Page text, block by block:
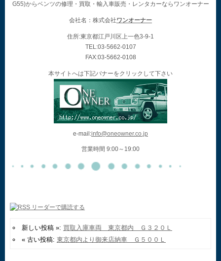
G55)からベンツの修理・買取・輸入車販売・レンタカーならワンオーナー
会社名：株式会社ワンオーナー
住所:東京都江戸川区上一色3-9-1
TEL:03-5662-0107
FAX:03-5662-0108
本サイトへは下記バナーをクリックして下さい
e-mail:info@oneowner.co.jp
営業時間 9:00～19:00
新しい投稿 »: 買取入庫車両 東京都内 Ｇ３２０Ｌ
« 古い投稿: 東京都内より御来店納車 Ｇ５００Ｌ